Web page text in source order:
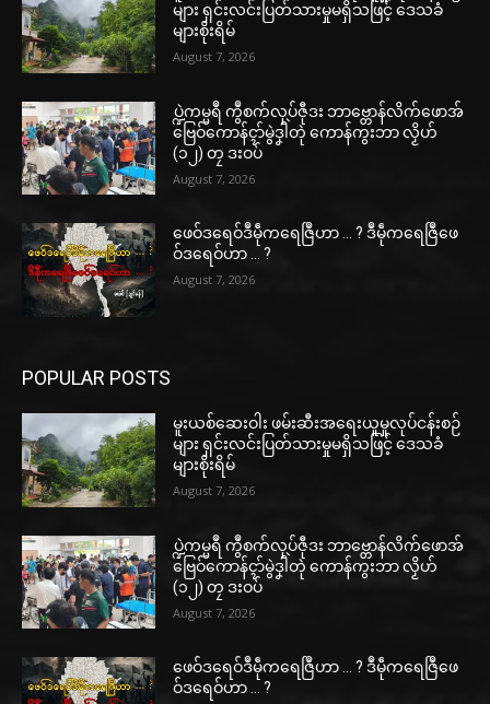
များ ရှင်းလင်းပြတ်သားမှုမရှိသဖြင့် ဒေသခံ
များစိုးရိမ်
August 7, 2026
ပ္ဍဲကမ္မရဳ ကွဳစက်လုပ်ဇီုဒး ဘာဗ္တောန်လိက်ဖောအ်
ဗြေဝ်ကောန်ၚာ်မွဲဒၞါဲတုဲ ကောန်ကွးဘာ လၟိဟ်
(၁၂) တၠ ဒးဝပ်
August 7, 2026
ဖေဝ်ဒရေဝ်ဒဳမဵုကရေဇြဳဟာ … ? ဒဳမဵုကရေဇြဳဖေ
ဝ်ဒရေဝ်ဟာ … ?
August 7, 2026
POPULAR POSTS
မူးယစ်ဆေးဝါး ဖမ်းဆီးအရေးယူမှုလုပ်ငန်းစဉ်
များ ရှင်းလင်းပြတ်သားမှုမရှိသဖြင့် ဒေသခံ
များစိုးရိမ်
August 7, 2026
ပ္ဍဲကမ္မရဳ ကွဳစက်လုပ်ဇီုဒး ဘာဗ္တောန်လိက်ဖောအ်
ဗြေဝ်ကောန်ၚာ်မွဲဒၞါဲတုဲ ကောန်ကွးဘာ လၟိဟ်
(၁၂) တၠ ဒးဝပ်
August 7, 2026
ဖေဝ်ဒရေဝ်ဒဳမဵုကရေဇြဳဟာ … ? ဒဳမဵုကရေဇြဳဖေ
ဝ်ဒရေဝ်ဟာ … ?